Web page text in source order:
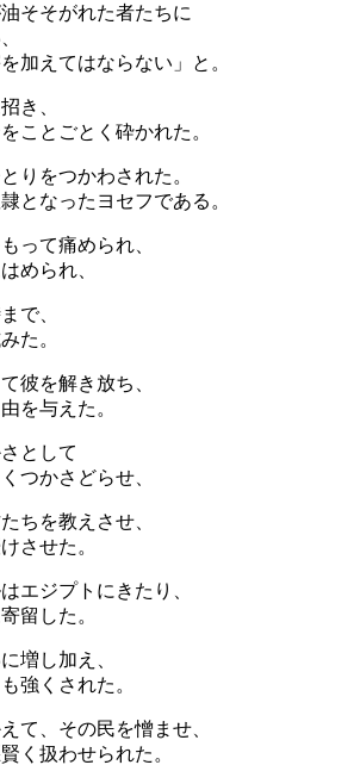
そそがれた者たちに
加えてはならない」と。
き、
ことごとく砕かれた。
りをつかわされた。
となったヨセフである。
って痛められ、
められ、
で、
た。
彼を解き放ち、
を与えた。
として
つかさどらせ、
ちを教えさせ、
させた。
エジプトにきたり、
留した。
増し加え、
強くされた。
て、その民を憎ませ、
く扱わせられた。